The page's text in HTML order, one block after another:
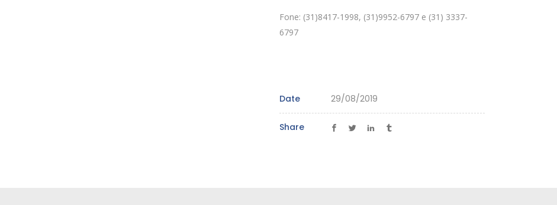
Fone: (31)8417-1998, (31)9952-6797 e (31) 3337-
6797
Date 29/08/2019
Share